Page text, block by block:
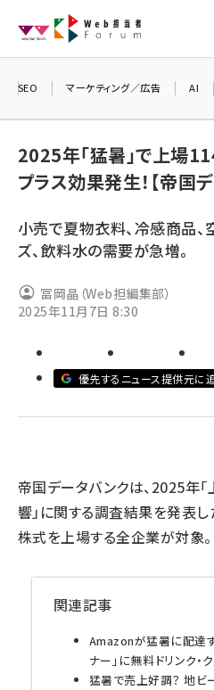
ン
ai (2814)
note (2317)
z世代 (1623)
SEO マーケティング／広告 AI
2025年「猛暑」で上場
プラス効果発生！【帝国
小売で夏物衣料、冷感商品、
ズ、飲料水の需要が急増。
冨岡晶（Web担編集部）
2025年11月7日 8:30
優先するニュース提供元に
帝国データバンクは、2025年
響」に関する調査結果を発表
株式を上場する全企業が対象。
関連記事
Amazonが猛暑に配達
ナー」に無料ドリンク
猛暑で売上好調？ 地